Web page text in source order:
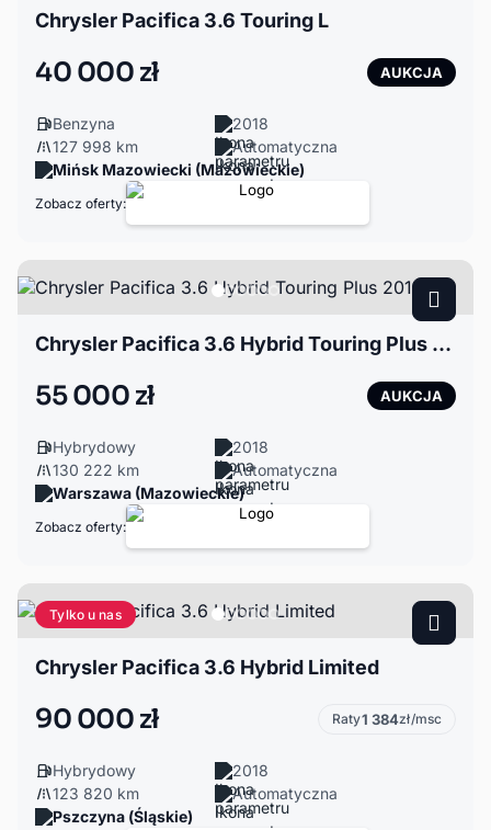
Chrysler Pacifica 3.6 Touring L
40 000 zł AUKCJA
Benzyna
2018
127 998 km
Automatyczna
Mińsk Mazowiecki (Mazowieckie)
Zobacz oferty:
Chrysler Pacifica 3.6 Hybrid Touring Plus 2018
55 000 zł AUKCJA
Hybrydowy
2018
130 222 km
Automatyczna
Warszawa (Mazowieckie)
Zobacz oferty:
Tylko u nas
Chrysler Pacifica 3.6 Hybrid Limited
90 000 zł Raty1 384zł/msc
Hybrydowy
2018
123 820 km
Automatyczna
Pszczyna (Śląskie)